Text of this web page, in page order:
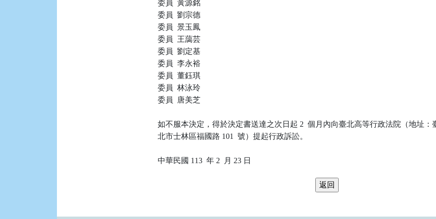
委員  黃源銘
委員  劉宗德
委員  景玉鳳
委員  王藹芸
委員  劉定基
委員  李永裕
委員  董鈺琪
委員  林泳玲
委員  唐美芝
如不服本決定，得於決定書送達之次日起 2  個月內向臺北高等行政法院（地址：
北市士林區福國路 101  號）提起行政訴訟。